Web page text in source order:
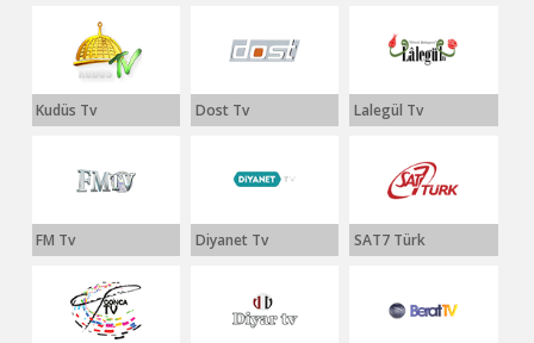
Kudüs Tv Dost Tv Lalegül Tv
FM Tv Diyanet Tv SAT7 Türk